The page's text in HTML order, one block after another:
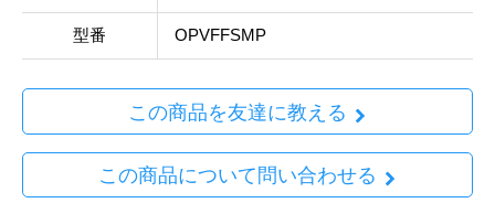
型番 OPVFFSMP
この商品を友達に教える
この商品について問い合わせる